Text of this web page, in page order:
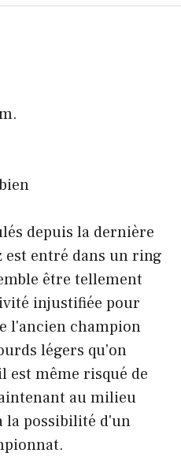
depuis la dernière
est entré dans un ring
être tellement
injustifiée pour
l'ancien champion
légers qu'on
même risqué de
au milieu
la possibilité d'un